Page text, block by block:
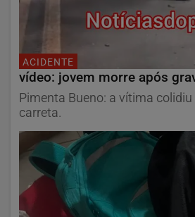
ACIDENTE
vídeo: jovem morre após
Pimenta Bueno: a vítima
carreta.